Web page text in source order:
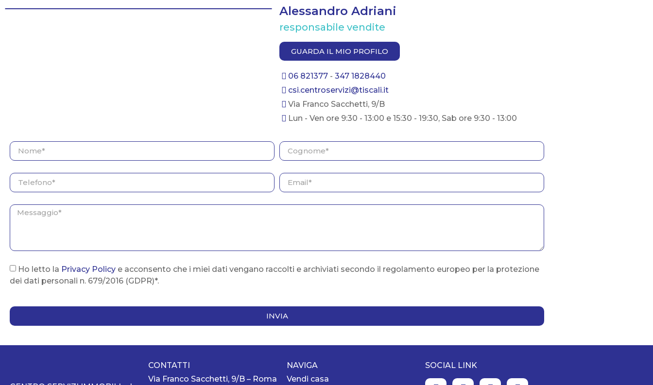
Alessandro Adriani
responsabile vendite
GUARDA IL MIO PROFILO
06 821377 - 347 1828440
csi.centroservizi@tiscali.it
Via Franco Sacchetti, 9/B
Lun - Ven ore 9:30 - 13:00 e 15:30 - 19:30, Sab ore 9:30 - 13:00
Ho letto la Privacy Policy e acconsento che i miei dati vengano raccolti e archiviati secondo il regolamento europeo per la protezione
dei dati personali n. 679/2016 (GDPR)*.
INVIA
CONTATTI
Via Franco Sacchetti, 9/B – Roma
NAVIGA
Vendi casa
SOCIAL LINK